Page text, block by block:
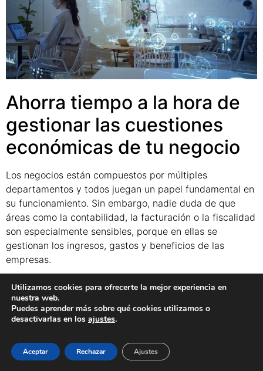
Ahorra tiempo a la hora de
gestionar las cuestiones
económicas de tu negocio
Los negocios están compuestos por múltiples
departamentos y todos juegan un papel fundamental en
su funcionamiento. Sin embargo, nadie duda de que
áreas como la contabilidad, la facturación o la fiscalidad
son especialmente sensibles, porque en ellas se
gestionan los ingresos, gastos y beneficios de las
empresas.
Por ello, a la hora de
optimizar un software de gestión
visual e intuitivo
módulos que sirven paragestionar las cuestiones
económicas.
Más formas de filtrar cobros y
Utilizamos cookies para ofrecerte la mejor experiencia en
nuestra web.
Puedes aprender más sobre qué cookies utilizamos o
desactivarlas en los ajustes.
Aceptar Rechazar Ajustes